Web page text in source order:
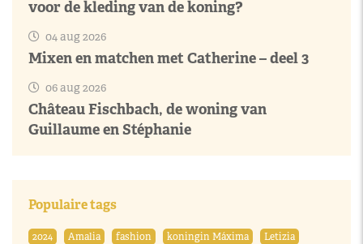
voor de kleding van de koning?
04 aug 2026
Mixen en matchen met Catherine – deel 3
06 aug 2026
Château Fischbach, de woning van
Guillaume en Stéphanie
Populaire tags
2024 Amalia fashion koningin Máxima
Letizia